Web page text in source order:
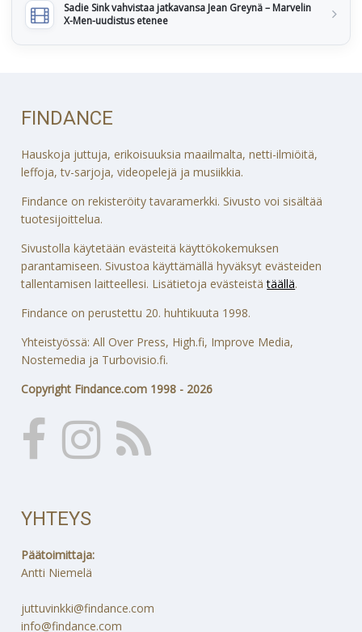
Sadie Sink vahvistaa jatkavansa Jean Greynä – Marvelin
X-Men-uudistus etenee
FINDANCE
Hauskoja juttuja, erikoisuuksia maailmalta, netti-ilmiöitä,
leffoja, tv-sarjoja, videopelejä ja musiikkia.
Findance on rekisteröity tavaramerkki. Sivusto voi sisältää
tuotesijoittelua.
Sivustolla käytetään evästeitä käyttökokemuksen
parantamiseen. Sivustoa käyttämällä hyväksyt evästeiden
tallentamisen laitteellesi. Lisätietoja evästeistätäällä.
Findance on perustettu 20. huhtikuuta 1998.
Yhteistyössä: All Over Press, High.fi, Improve Media,
Nostemedia ja Turbovisio.fi.
Copyright Findance.com 1998 - 2026
YHTEYS
Päätoimittaja:
Antti Niemelä
juttuvinkki@findance.com
info@findance.com